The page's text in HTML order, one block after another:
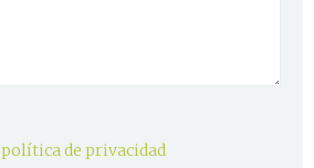
política de privacidad